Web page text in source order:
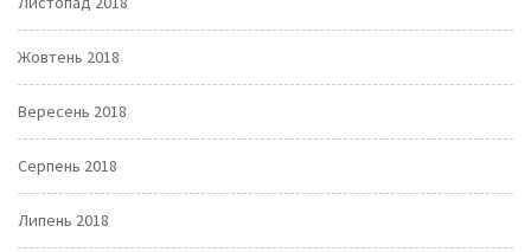
Жовтень 2018
Вересень 2018
Серпень 2018
Липень 2018